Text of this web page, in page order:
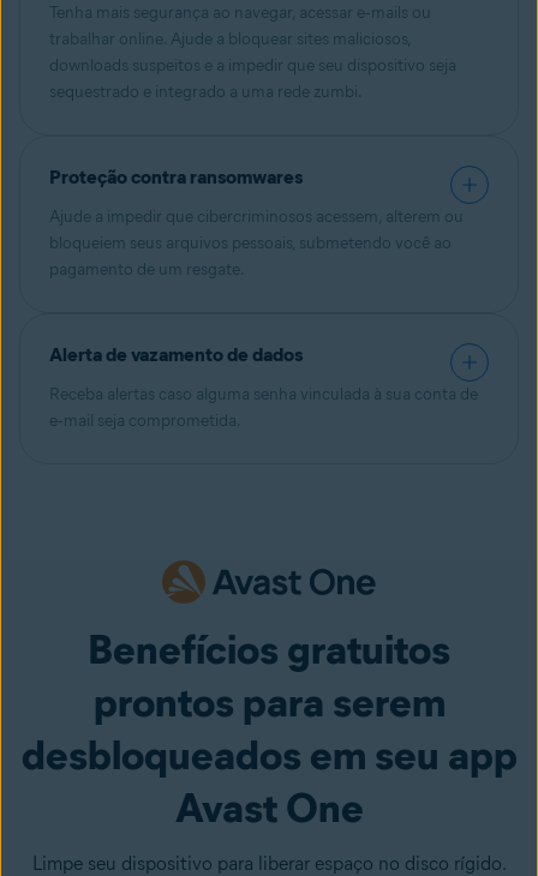
Tenha mais segurança ao navegar, acessar e‑mails ou
trabalhar online. Ajude a bloquear sites maliciosos,
downloads suspeitos e a impedir que seu dispositivo seja
sequestrado e integrado a uma rede zumbi.
Proteção contra ransomwares
Ajude a impedir que cibercriminosos acessem, alterem ou
bloqueiem seus arquivos pessoais, submetendo você ao
pagamento de um resgate.
Alerta de vazamento de dados
Receba alertas caso alguma senha vinculada à sua conta de
e‑mail seja comprometida.
Benefícios gratuitos
prontos para serem
desbloqueados em seu app
Avast One
Limpe seu dispositivo para liberar espaço no disco rígido.